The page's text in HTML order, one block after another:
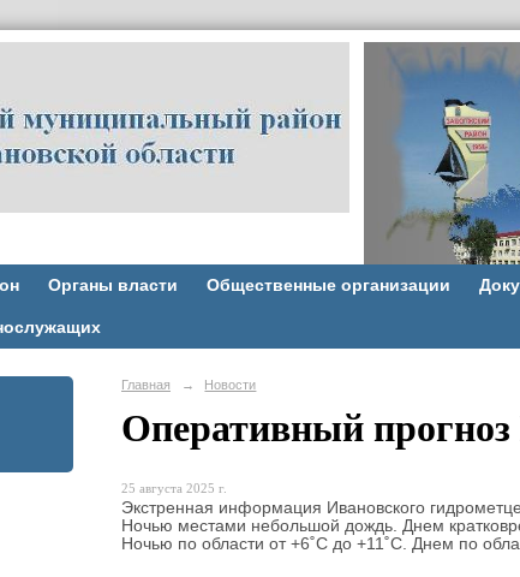
Органы власти Общественные организации
Главная → Новости
Оперативный
25 августа 2025 г.
Экстренная информация Ивановского
Ночью местами небольшой дождь. Днем
Ночью по области от +6˚С до +11˚С. Днем по